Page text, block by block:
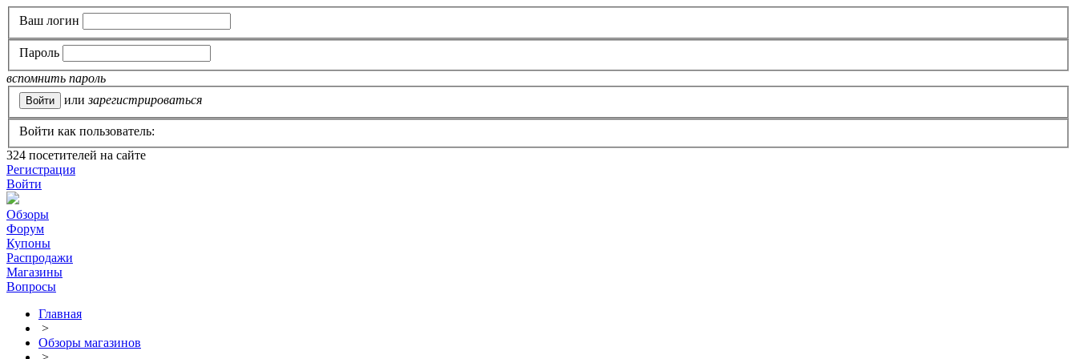
Ваш логин
Пароль
вспомнить пароль
или зарегистрироваться
Войти как пользователь:
324 посетителей на сайте
Регистрация
Войти
Обзоры
Форум
Купоны
Распродажи
Магазины
Вопросы
Главная
>
Обзоры магазинов